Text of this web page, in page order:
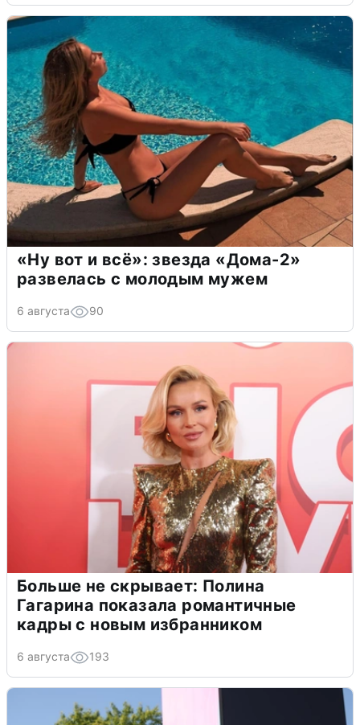
«Ну вот и всё»: звезда «Дома-2»
развелась с молодым мужем
6 августа 90
Больше не скрывает: Полина
Гагарина показала романтичные
кадры с новым избранником
6 августа 193